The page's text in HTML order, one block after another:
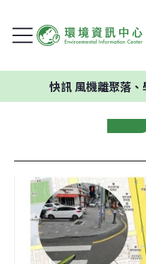
風機離聚落、學校過近